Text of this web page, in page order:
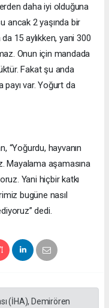
daha iyi olduğuna
ancak 2 yaşında bir
15 aylıkken, yani 300
Onun için mandada
Fakat şu anda
payı var. Yoğurt da
“Yoğurdu, hayvanın
Mayalama aşamasına
Yani hiçbir katkı
bugüne nasıl
dedi.
(İHA), Demirören